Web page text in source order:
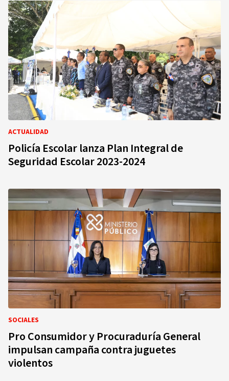
ACTUALIDAD
Policía Escolar lanza Plan Integral de
Seguridad Escolar 2023-2024
SOCIALES
Pro Consumidor y Procuraduría General
impulsan campaña contra juguetes
violentos